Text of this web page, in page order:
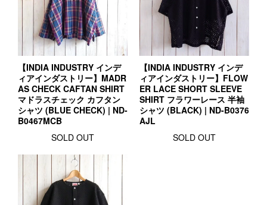
【INDIA INDUSTRY インデ
ィアインダストリー】MADR
AS CHECK CAFTAN SHIRT
マドラスチェック カフタン
シャツ (BLUE CHECK) | ND-
B0467MCB
SOLD OUT
【INDIA INDUSTRY インデ
ィアインダストリー】FLOW
ER LACE SHORT SLEEVE
SHIRT フラワーレース 半袖
シャツ (BLACK) | ND-B0376
AJL
SOLD OUT